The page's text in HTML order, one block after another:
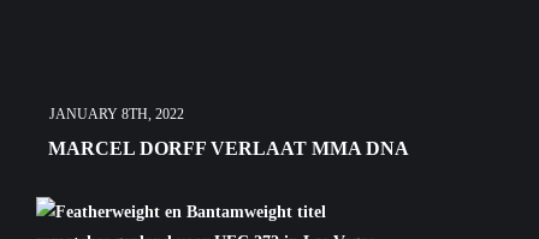
JANUARY 8TH, 2022
MARCEL DORFF VERLAAT MMA DNA